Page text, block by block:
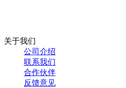
关于我们
公司介绍
联系我们
合作伙伴
反馈意见